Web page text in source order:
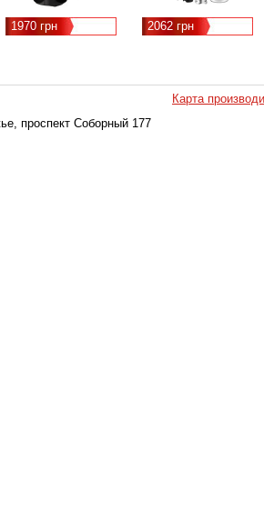
1970 грн 2062 грн
Карта
проспект Соборный 177